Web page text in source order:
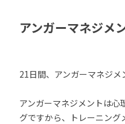
アンガーマネジメ
21日間、アンガーマネジメ
アンガーマネジメントは心
グですから、トレーニン